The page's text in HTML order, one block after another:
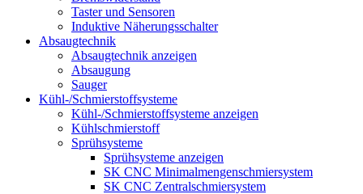
Taster und Sensoren
Induktive Näherungsschalter
Absaugtechnik
Absaugtechnik anzeigen
Absaugung
Sauger
Kühl-/Schmierstoffsysteme
Kühl-/Schmierstoffsysteme anzeigen
Kühlschmierstoff
Sprühsysteme
Sprühsysteme anzeigen
SK CNC Minimalmengenschmiersystem
SK CNC Zentralschmiersystem